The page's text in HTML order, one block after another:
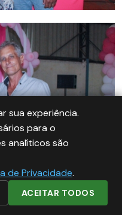
sua experiência.
para o
analíticos são
de Privacidade.
ACEITAR TODOS